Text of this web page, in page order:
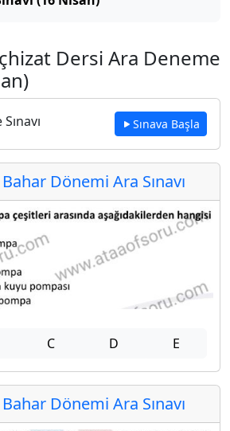
Dersi Ara Deneme
Sınava Başla
Dönemi Ara Sınavı
C D E
Dönemi Ara Sınavı